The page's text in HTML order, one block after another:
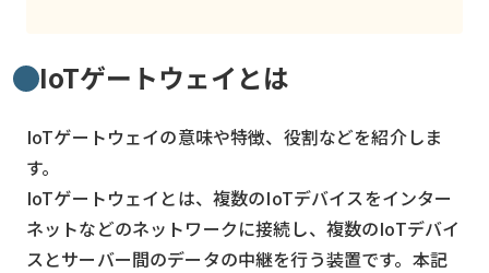
IoTゲートウェイとは
IoTゲートウェイの意味や特徴、役割などを紹介しま
す。
IoTゲートウェイとは、複数のIoTデバイスをインター
ネットなどのネットワークに接続し、複数のIoTデバイ
スとサーバー間のデータの中継を行う装置です。本記